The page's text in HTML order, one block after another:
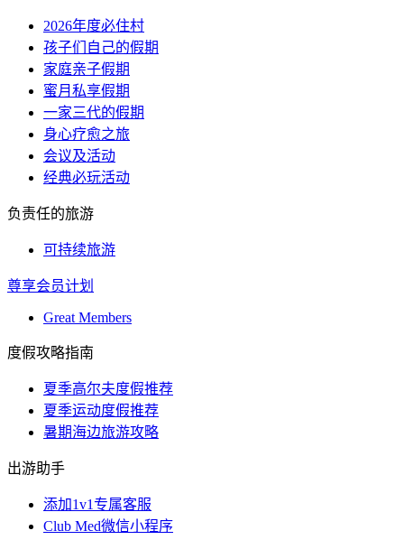
2026年度必住村
孩子们自己的假期
家庭亲子假期
蜜月私享假期
一家三代的假期
身心疗愈之旅
会议及活动
经典必玩活动
负责任的旅游
可持续旅游
尊享会员计划
Great Members
度假攻略指南
夏季高尔夫度假推荐
夏季运动度假推荐
暑期海边旅游攻略
出游助手
添加1v1专属客服
Club Med微信小程序